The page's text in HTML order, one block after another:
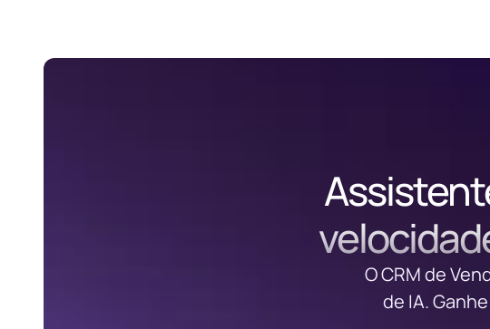
O CRM de
de IA.